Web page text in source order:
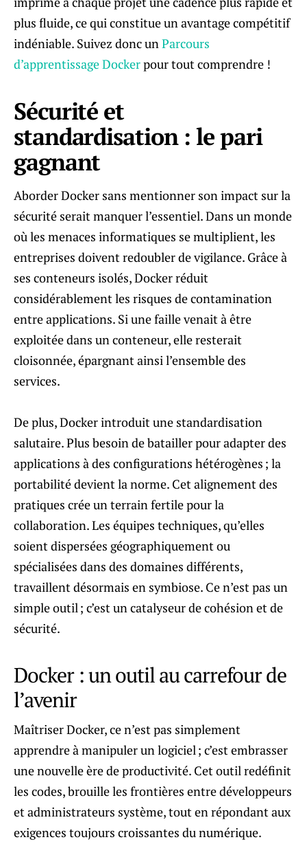
plus fluide, ce qui constitue un avantage compétitif
indéniable. Suivez donc unParcours
d’apprentissage Dockerpour tout comprendre !
Sécurité et
standardisation : le pari
gagnant
Aborder Docker sans mentionner son impact sur la
sécurité serait manquer l’essentiel. Dans un monde
où les menaces informatiques se multiplient, les
entreprises doivent redoubler de vigilance. Grâce à
ses conteneurs isolés, Docker réduit
considérablement les risques de contamination
entre applications. Si une faille venait à être
exploitée dans un conteneur, elle resterait
cloisonnée, épargnant ainsi l’ensemble des
services.
De plus, Docker introduit une standardisation
salutaire. Plus besoin de batailler pour adapter des
applications à des configurations hétérogènes ; la
portabilité devient la norme. Cet alignement des
pratiques crée un terrain fertile pour la
collaboration. Les équipes techniques, qu’elles
soient dispersées géographiquement ou
spécialisées dans des domaines différents,
travaillent désormais en symbiose. Ce n’est pas un
simple outil ; c’est un catalyseur de cohésion et de
sécurité.
Docker : un outil au carrefour de
l’avenir
Maîtriser Docker, ce n’est pas simplement
apprendre à manipuler un logiciel ; c’est embrasser
une nouvelle ère de productivité. Cet outil redéfinit
les codes, brouille les frontières entre développeurs
et administrateurs système, tout en répondant aux
exigences toujours croissantes du numérique.